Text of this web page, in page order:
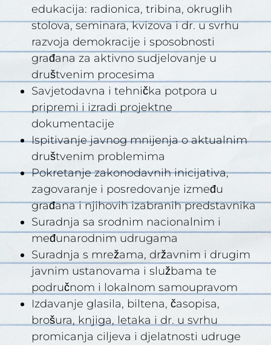
edukacija: radionica, tribina, okruglih
stolova, seminara, kvizova i dr. u svrhu
razvoja demokracije i sposobnosti
građana za aktivno sudjelovanje u
društvenim procesima
Savjetodavna i tehnička potpora u
pripremi i izradi projektne
dokumentacije
Ispitivanje javnog mnijenja o aktualnim
društvenim problemima
Pokretanje zakonodavnih inicijativa,
zagovaranje i posredovanje između
građana i njihovih izabranih predstavnika
Suradnja sa srodnim nacionalnim i
međunarodnim udrugama
Suradnja s mrežama, državnim i drugim
javnim ustanovama i službama te
područnom i lokalnom samoupravom
Izdavanje glasila, biltena, časopisa,
brošura, knjiga, letaka i dr. u svrhu
promicanja ciljeva i djelatnosti udruge